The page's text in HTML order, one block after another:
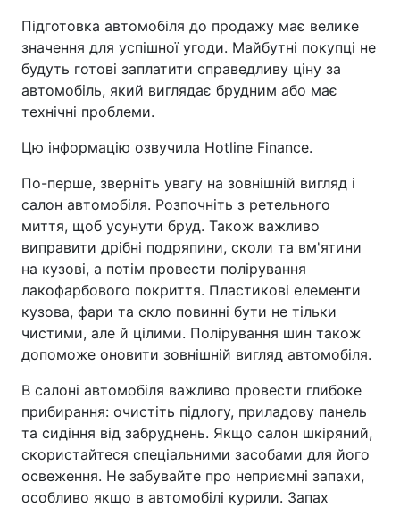
Підготовка автомобіля до продажу має велике
значення для успішної угоди. Майбутні покупці не
будуть готові заплатити справедливу ціну за
автомобіль, який виглядає брудним або має
технічні проблеми.
Цю інформацію озвучила Hotline Finance.
По-перше, зверніть увагу на зовнішній вигляд і
салон автомобіля. Розпочніть з ретельного
миття, щоб усунути бруд. Також важливо
виправити дрібні подряпини, сколи та вм'ятини
на кузові, а потім провести полірування
лакофарбового покриття. Пластикові елементи
кузова, фари та скло повинні бути не тільки
чистими, але й цілими. Полірування шин також
допоможе оновити зовнішній вигляд автомобіля.
В салоні автомобіля важливо провести глибоке
прибирання: очистіть підлогу, приладову панель
та сидіння від забруднень. Якщо салон шкіряний,
скористайтеся спеціальними засобами для його
освеження. Не забувайте про неприємні запахи,
особливо якщо в автомобілі курили. Запах